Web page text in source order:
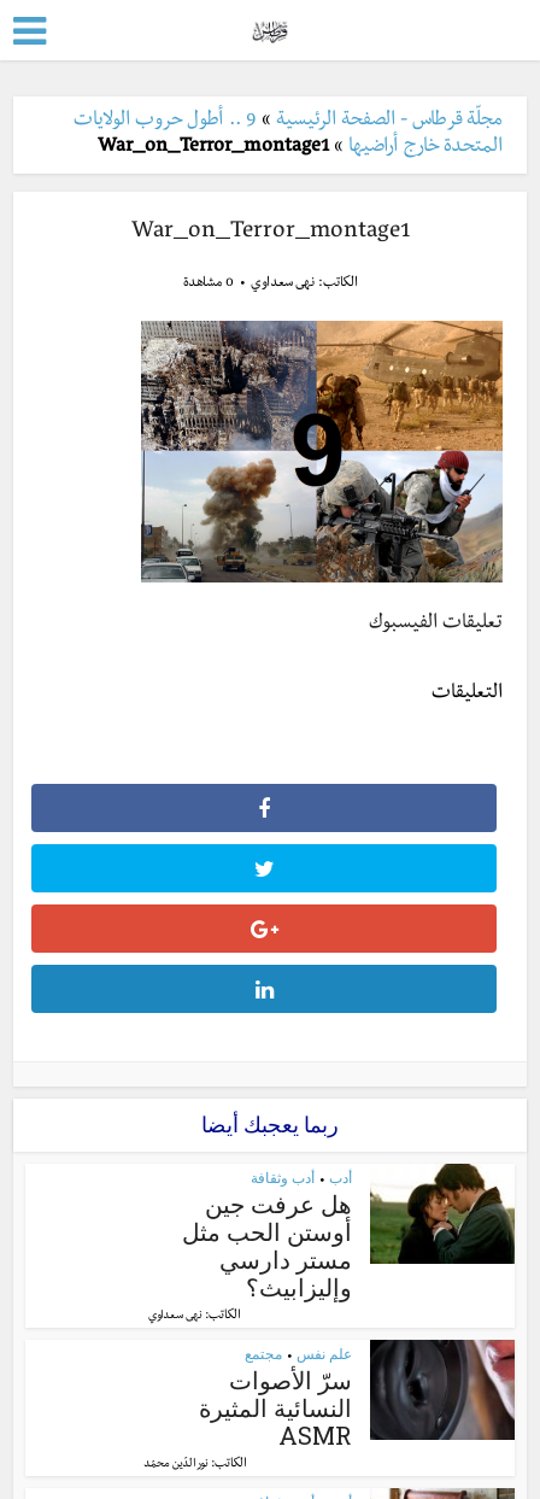
مجلّة قرطاس - الصفحة الرئيسية »
9 .. أطول حروب الولايات
المتحدة خارج أراضيها »
War_on_Terror_montage1
War_on_Terror_montage1
الكاتب:نهى سعداوي 0 مشاهدة
تعليقات الفيسبوك
التعليقات
ربما يعجبك أيضا
أدب • أدب وثقافة
هل عرفت جين
أوستن الحب مثل
مستر دارسي
وإليزابيث؟
الكاتب: نهى سعداوي
علم نفس • مجتمع
سرّ الأصوات
النسائية المثيرة
ASMR
الكاتب:نور الدّين محمّد